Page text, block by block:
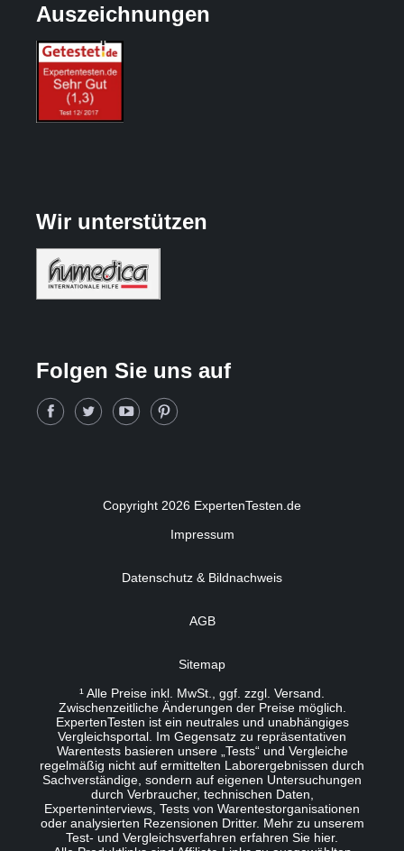
Auszeichnungen
Wir unterstützen
Folgen Sie uns auf
Copyright 2026 ExpertenTesten.de
Impressum
Datenschutz & Bildnachweis
AGB
Sitemap
¹ Alle Preise inkl. MwSt., ggf. zzgl. Versand.
Zwischenzeitliche Änderungen der Preise möglich.
ExpertenTesten ist ein neutrales und unabhängiges
Vergleichsportal. Im Gegensatz zu repräsentativen
Warentests basieren unsere „Tests“ und Vergleiche
regelmäßig nicht auf ermittelten Laborergebnissen durch
Sachverständige, sondern auf eigenen Untersuchungen
durch Verbraucher, technischen Daten,
Experteninterviews, Tests von Warentestorganisationen
oder analysierten Rezensionen Dritter. Mehr zu unserem
Test- und Vergleichsverfahren erfahren Sie hier.